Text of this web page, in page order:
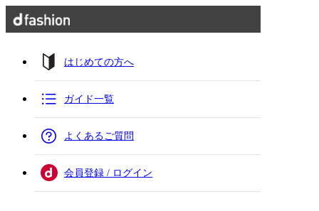
はじめての方へ
ガイド一覧
よくあるご質問
会員登録 / ログイン